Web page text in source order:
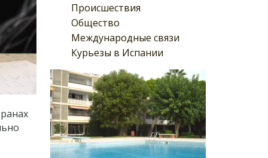
Происшествия
Общество
Международные связи
Курьезы в Испании